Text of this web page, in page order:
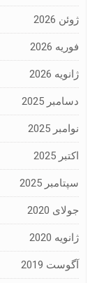
ژوئن 2026
فوریه 2026
ژانویه 2026
دسامبر 2025
نوامبر 2025
اکتبر 2025
سپتامبر 2025
جولای 2020
ژانویه 2020
آگوست 2019